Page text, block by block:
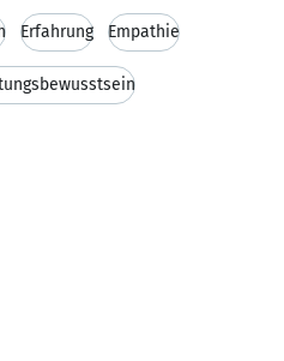
Erfahrung Empathie